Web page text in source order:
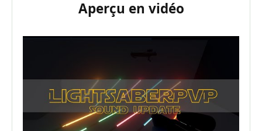
Aperçu en vidéo